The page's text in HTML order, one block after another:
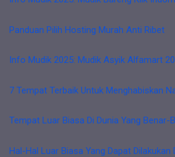
Panduan Pilih Hosting Murah Anti Ribet
Info Mudik 2025: Mudik Asyik Alfamart
7 Tempat Terbaik Untuk Menghabiskan
Tempat Luar Biasa Di Dunia Yang Benar-
Hal-Hal Luar Biasa Yang Dapat Dilakukan